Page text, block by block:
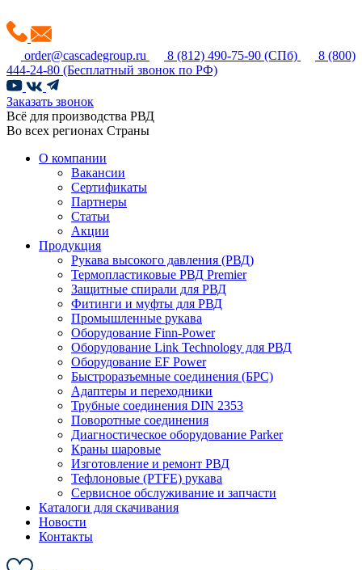
order@cascadegroup.ru 8 (812) 490-75-90 (СПб)
8 (800)
444-24-80 (Бесплатный звонок по РФ)
Заказать звонок
Всё для производства РВД
Во всех регионах Страны
О компании
Вакансии
Сертификаты
Партнеры
Статьи
Акции
Продукция
Рукава высокого давления (РВД)
Термопластиковые РВД Premier
Защитные спирали для РВД
Фитинги и муфты для РВД
Промышленные рукава
Оборудование Finn-Power
Оборудование Link Technology для РВД
Оборудование EF Power
Быстроразъемные соединения (БРС)
Адаптеры и переходники
Трубные соединения DIN 2353
Поворотные соединения
Диагностическое оборудование Parker
Краны шаровые
Изготовление и ремонт РВД
Тефлоновые (PTFE) рукава
Сервисное обслуживание и запчасти
Каталоги для скачивания
Новости
Контакты